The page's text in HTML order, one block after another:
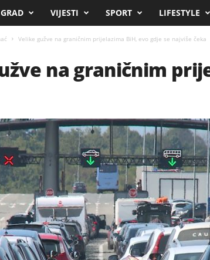
GRAD VIJESTI SPORT LIFESTYLE
Velike gužve na graničnim prijelazima BiH, evo gdje se najviše čeka
na graničnim